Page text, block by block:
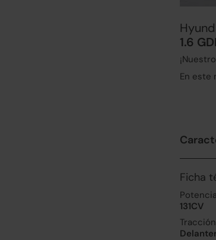
1.6
En este
Ficha
Potencia
131CV
Tracción